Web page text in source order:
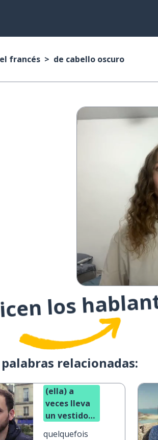
francés de cabello oscuro
los
palabras relacionadas:
(ella) a
veces lleva
un vestido
quelquefois